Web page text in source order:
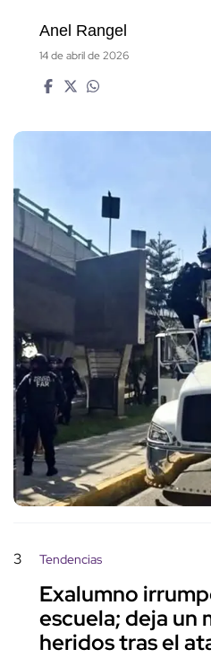
Anel Rangel
14 de abril de 2026
3 Tendencias
Exalumno
escuela; deja un
heridos tras el